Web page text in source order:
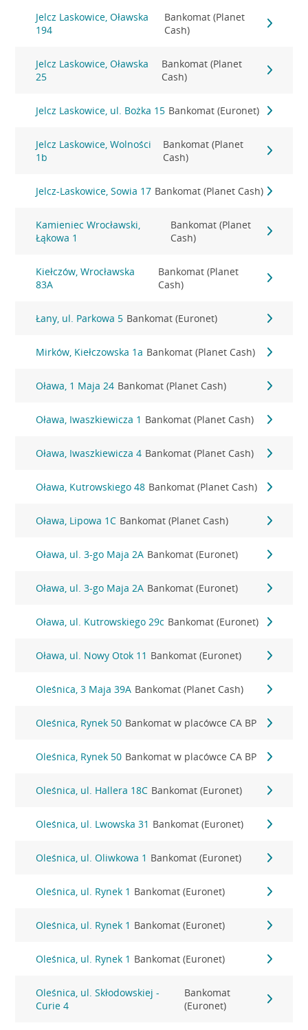
Jelcz Laskowice, Oławska
194
Bankomat (Planet
Cash)
Jelcz Laskowice, Oławska
25
Bankomat (Planet
Cash)
Jelcz Laskowice, ul. Bożka 15 Bankomat (Euronet)
Jelcz Laskowice, Wolności
1b
Bankomat (Planet
Cash)
Jelcz-Laskowice, Sowia 17 Bankomat (Planet Cash)
Kamieniec Wrocławski,
Łąkowa 1
Bankomat (Planet
Cash)
Kiełczów, Wrocławska
83A
Bankomat (Planet
Cash)
Łany, ul. Parkowa 5 Bankomat (Euronet)
Mirków, Kiełczowska 1a Bankomat (Planet Cash)
Oława, 1 Maja 24 Bankomat (Planet Cash)
Oława, Iwaszkiewicza 1 Bankomat (Planet Cash)
Oława, Iwaszkiewicza 4 Bankomat (Planet Cash)
Oława, Kutrowskiego 48 Bankomat (Planet Cash)
Oława, Lipowa 1C Bankomat (Planet Cash)
Oława, ul. 3-go Maja 2A Bankomat (Euronet)
Oława, ul. 3-go Maja 2A Bankomat (Euronet)
Oława, ul. Kutrowskiego 29c Bankomat (Euronet)
Oława, ul. Nowy Otok 11 Bankomat (Euronet)
Oleśnica, 3 Maja 39A Bankomat (Planet Cash)
Oleśnica, Rynek 50 Bankomat w placówce CA BP
Oleśnica, Rynek 50 Bankomat w placówce CA BP
Oleśnica, ul. Hallera 18C Bankomat (Euronet)
Oleśnica, ul. Lwowska 31 Bankomat (Euronet)
Oleśnica, ul. Oliwkowa 1 Bankomat (Euronet)
Oleśnica, ul. Rynek 1 Bankomat (Euronet)
Oleśnica, ul. Rynek 1 Bankomat (Euronet)
Oleśnica, ul. Rynek 1 Bankomat (Euronet)
Oleśnica, ul. Skłodowskiej -
Curie 4
Bankomat
(Euronet)